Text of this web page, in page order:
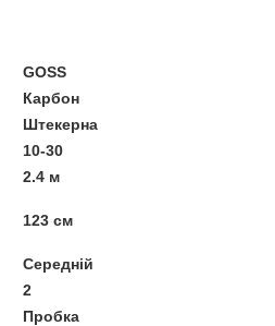
GOSS
Карбон
Штекерна
10-30
2.4 м
123 см
Середній
2
Пробка